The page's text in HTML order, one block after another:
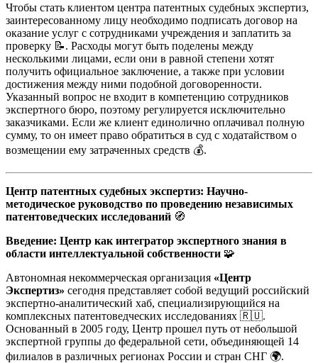
Чтобы стать клиентом центра патентных судебных экспертиз,
заинтересованному лицу необходимо подписать договор на
оказание услуг с сотрудниками учреждения и заплатить за
проверку 📝. Расходы могут быть поделены между
несколькими лицами, если они в равной степени хотят
получить официальное заключение, а также при условии
достижения между ними подобной договоренности.
Указанный вопрос не входит в компетенцию сотрудников
экспертного бюро, поэтому регулируется исключительно
заказчиками. Если же клиент единолично оплачивал полную
сумму, то он имеет право обратиться в суд с ходатайством о
возмещении ему затраченных средств 💰.
Центр патентных судебных экспертиз: Научно-
методическое руководство по проведению независимых
патентоведческих исследований 🧭
Введение: Центр как интегратор экспертного знания в
области интеллектуальной собственности 🧩
Автономная некоммерческая организация «Центр
Экспертиз» сегодня представляет собой ведущий российский
экспертно-аналитический хаб, специализирующийся на
комплексных патентоведческих исследованиях 🇷🇺.
Основанный в 2005 году, Центр прошел путь от небольшой
экспертной группы до федеральной сети, объединяющей 14
филиалов в различных регионах России и стран СНГ 🌍.